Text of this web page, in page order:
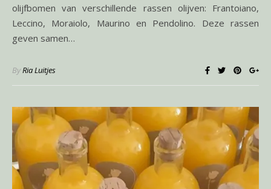
olijfbomen van verschillende rassen olijven: Frantoiano,
Leccino, Moraiolo, Maurino en Pendolino. Deze rassen
geven samen…
ByRia Luitjes